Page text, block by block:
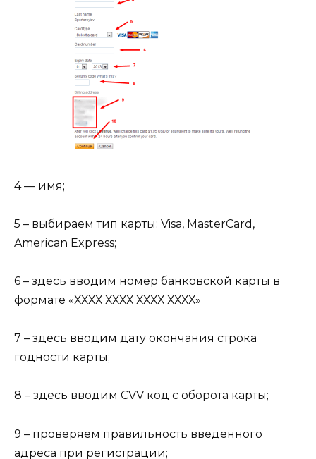
4 — имя;
5 – выбираем тип карты: Visa, MasterCard,
American Express;
6 – здесь вводим номер банковской карты в
формате «ХХХХ ХХХХ ХХХХ ХХХХ»
7 – здесь вводим дату окончания строка
годности карты;
8 – здесь вводим CVV код с оборота карты;
9 – проверяем правильность введенного
адреса при регистрации;